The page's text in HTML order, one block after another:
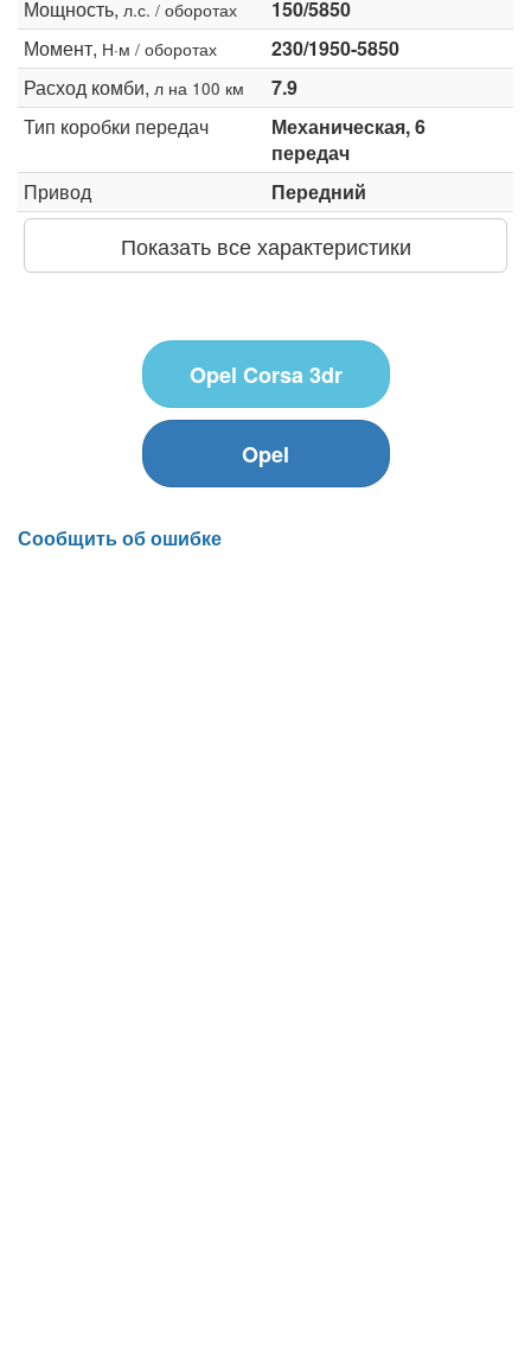
Мощность, л.с. / оборотах
150/5850
Момент, Н·м / оборотах
230/1950-5850
Расход комби, л на 100 км
7.9
Тип коробки передач
Механическая, 6
передач
Привод
Передний
Показать все характеристики
Opel Corsa 3dr
Opel
Сообщить об ошибке